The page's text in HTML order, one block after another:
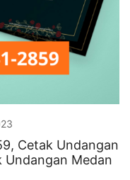
Cetak Undangan
Undangan Medan